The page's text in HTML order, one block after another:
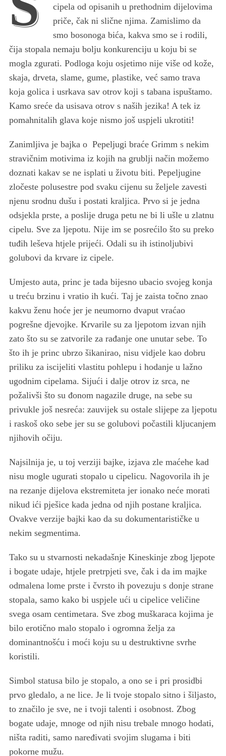
cipela od opisanih u prethodnim dijelovima
priče, čak ni slične njima. Zamislimo da
smo bosonoga bića, kakva smo se i rodili,
čija stopala nemaju bolju konkurenciju u koju bi se
mogla zgurati. Podloga koju osjetimo nije više od kože,
skaja, drveta, slame, gume, plastike, već samo trava
koja golica i usrkava sav otrov koji s tabana ispuštamo.
Kamo sreće da usisava otrov s naših jezika! A tek iz
pomahnitalih glava koje nismo još uspjeli ukrotiti!
Zanimljiva je bajka o Pepeljugi braće Grimm s nekim
stravičnim motivima iz kojih na grublji način možemo
doznati kakav se ne isplati u životu biti. Pepeljugine
zločeste polusestre pod svaku cijenu su željele zavesti
njenu srodnu dušu i postati kraljica. Prvo si je jedna
odsjekla prste, a poslije druga petu ne bi li ušle u zlatnu
cipelu. Sve za ljepotu. Nije im se posrećilo što su preko
tuđih leševa htjele prijeći. Odali su ih istinoljubivi
golubovi da krvare iz cipele.
Umjesto auta, princ je tada bijesno ubacio svojeg konja
u treću brzinu i vratio ih kući. Taj je zaista točno znao
kakvu ženu hoće jer je neumorno dvaput vraćao
pogrešne djevojke. Krvarile su za ljepotom izvan njih
zato što su se zatvorile za rađanje one unutar sebe. To
što ih je princ ubrzo šikanirao, nisu vidjele kao dobru
priliku za iscijeliti vlastitu pohlepu i hodanje u lažno
ugodnim cipelama. Sijući i dalje otrov iz srca, ne
požalivši što su đonom nagazile druge, na sebe su
privukle još nesreća: zauvijek su ostale slijepe za ljepotu
i raskoš oko sebe jer su se golubovi počastili kljucanjem
njihovih očiju.
Najsilnija je, u toj verziji bajke, izjava zle maćehe kad
nisu mogle ugurati stopalo u cipelicu. Nagovorila ih je
na rezanje dijelova ekstremiteta jer ionako neće morati
nikud ići pješice kada jedna od njih postane kraljica.
Ovakve verzije bajki kao da su dokumentarističke u
nekim segmentima.
Tako su u stvarnosti nekadašnje Kineskinje zbog ljepote
i bogate udaje, htjele pretrpjeti sve, čak i da im majke
odmalena lome prste i čvrsto ih povezuju s donje strane
stopala, samo kako bi uspjele ući u cipelice veličine
svega osam centimetara. Sve zbog muškaraca kojima je
bilo erotično malo stopalo i ogromna želja za
dominantnošću i moći koju su u destruktivne svrhe
koristili.
Simbol statusa bilo je stopalo, a ono se i pri prosidbi
prvo gledalo, a ne lice. Je li tvoje stopalo sitno i šiljasto,
to značilo je sve, ne i tvoji talenti i osobnost. Zbog
bogate udaje, mnoge od njih nisu trebale mnogo hodati,
ništa raditi, samo naređivati svojim slugama i biti
pokorne mužu.